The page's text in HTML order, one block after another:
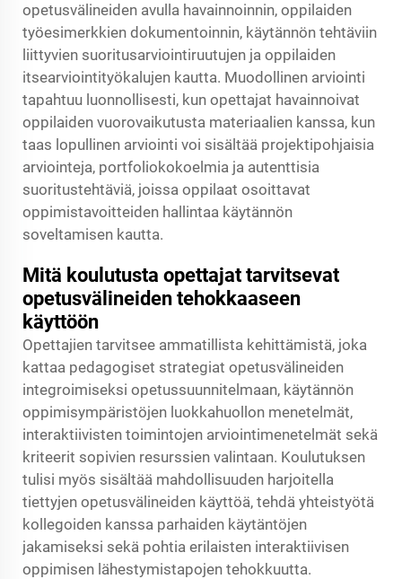
opetusvälineiden avulla havainnoinnin, oppilaiden
työesimerkkien dokumentoinnin, käytännön tehtäviin
liittyvien suoritusarviointiruutujen ja oppilaiden
itsearviointityökalujen kautta. Muodollinen arviointi
tapahtuu luonnollisesti, kun opettajat havainnoivat
oppilaiden vuorovaikutusta materiaalien kanssa, kun
taas lopullinen arviointi voi sisältää projektipohjaisia
arviointeja, portfoliokokoelmia ja autenttisia
suoritustehtäviä, joissa oppilaat osoittavat
oppimistavoitteiden hallintaa käytännön
soveltamisen kautta.
Mitä koulutusta opettajat tarvitsevat
opetusvälineiden tehokkaaseen
käyttöön
Opettajien tarvitsee ammatillista kehittämistä, joka
kattaa pedagogiset strategiat opetusvälineiden
integroimiseksi opetussuunnitelmaan, käytännön
oppimisympäristöjen luokkahuollon menetelmät,
interaktiivisten toimintojen arviointimenetelmät sekä
kriteerit sopivien resurssien valintaan. Koulutuksen
tulisi myös sisältää mahdollisuuden harjoitella
tiettyjen opetusvälineiden käyttöä, tehdä yhteistyötä
kollegoiden kanssa parhaiden käytäntöjen
jakamiseksi sekä pohtia erilaisten interaktiivisen
oppimisen lähestymistapojen tehokkuutta.